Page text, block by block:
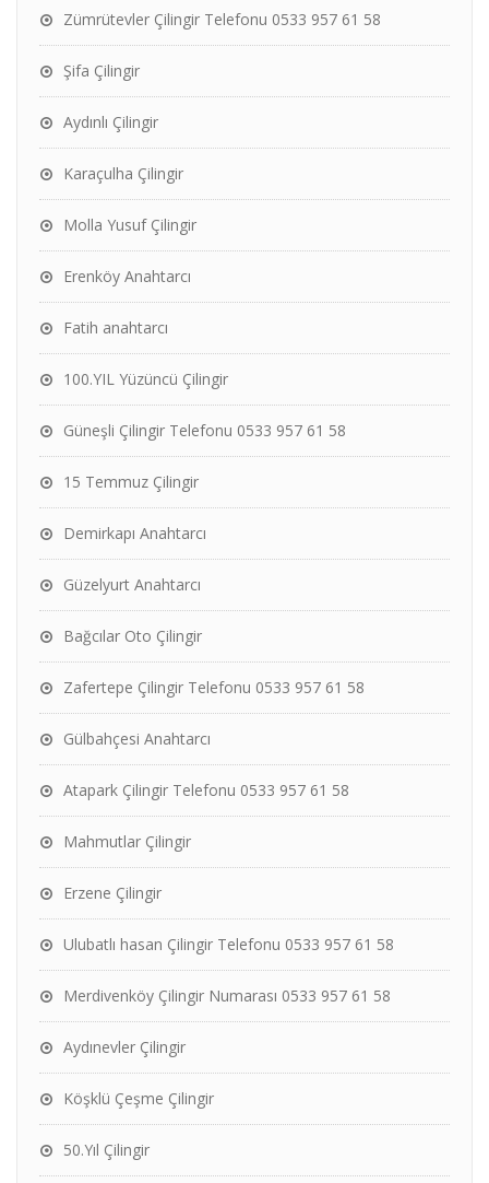
Zümrütevler Çilingir Telefonu 0533 957 61 58
Şifa Çilingir
Aydınlı Çilingir
Karaçulha Çilingir
Molla Yusuf Çilingir
Erenköy Anahtarcı
Fatih anahtarcı
100.YIL Yüzüncü Çilingir
Güneşli Çilingir Telefonu 0533 957 61 58
15 Temmuz Çilingir
Demirkapı Anahtarcı
Güzelyurt Anahtarcı
Bağcılar Oto Çilingir
Zafertepe Çilingir Telefonu 0533 957 61 58
Gülbahçesi Anahtarcı
Atapark Çilingir Telefonu 0533 957 61 58
Mahmutlar Çilingir
Erzene Çilingir
Ulubatlı hasan Çilingir Telefonu 0533 957 61 58
Merdivenköy Çilingir Numarası 0533 957 61 58
Aydınevler Çilingir
Köşklü Çeşme Çilingir
50.Yıl Çilingir